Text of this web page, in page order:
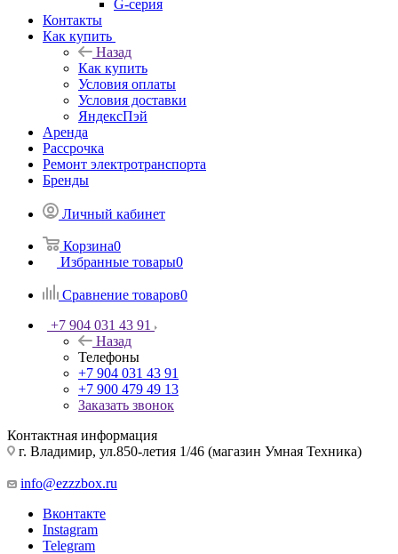
G-серия
Контакты
Как купить
Назад
Как купить
Условия оплаты
Условия доставки
ЯндексПэй
Аренда
Рассрочка
Ремонт электротранспорта
Бренды
Личный кабинет
Корзина0
Избранные товары0
Сравнение товаров0
+7 904 031 43 91
Назад
Телефоны
+7 904 031 43 91
+7 900 479 49 13
Заказать звонок
Контактная информация
г. Владимир, ул.850-летия 1/46 (магазин Умная Техника)
info@ezzzbox.ru
Вконтакте
Instagram
Telegram